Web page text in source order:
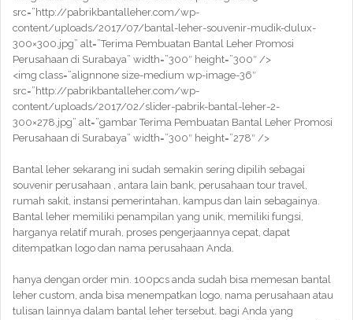
src=”http://pabrikbantalleher.com/wp-
content/uploads/2017/07/bantal-leher-souvenir-mudik-dulux-
300×300.jpg” alt=”Terima Pembuatan Bantal Leher Promosi
Perusahaan di Surabaya” width=”300″ height=”300″ />
<img class=”alignnone size-medium wp-image-36″
src=”http://pabrikbantalleher.com/wp-
content/uploads/2017/02/slider-pabrik-bantal-leher-2-
300×278.jpg” alt=”gambar Terima Pembuatan Bantal Leher Promosi
Perusahaan di Surabaya” width=”300″ height=”278″ />
Bantal leher sekarang ini sudah semakin sering dipilih sebagai
souvenir perusahaan , antara lain bank, perusahaan tour travel,
rumah sakit, instansi pemerintahan, kampus dan lain sebagainya.
Bantal leher memiliki penampilan yang unik, memiliki fungsi,
harganya relatif murah, proses pengerjaannya cepat, dapat
ditempatkan logo dan nama perusahaan Anda.
hanya dengan order min. 100pcs anda sudah bisa memesan bantal
leher custom, anda bisa menempatkan logo, nama perusahaan atau
tulisan lainnya dalam bantal leher tersebut. bagi Anda yang